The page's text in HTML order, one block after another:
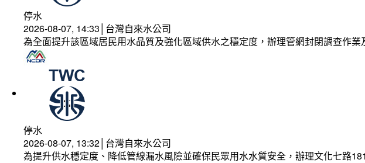
停水
2026-08-07, 14:33│台灣自來水公司
為全面提升該區域居民用水品質及強化區域供水之穩定度，辦理管網封閉調查作業
停水
2026-08-07, 13:32│台灣自來水公司
為提升供水穩定度、降低管線漏水風險並確保民眾用水水質安全，辦理文化七路